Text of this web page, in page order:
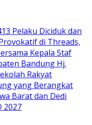
Pelaku Diciduk dan
di Threads,
Kepala Staf
Bandung Hj.
Rakyat
yang Berangkat
Barat dan Dedi
2027